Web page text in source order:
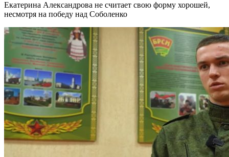
Екатерина Александрова не считает свою форму хорошей,
несмотря на победу над Соболенко